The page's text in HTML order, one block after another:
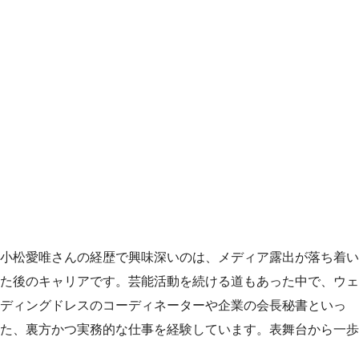
小松愛唯さんの経歴で興味深いのは、メディア露出が落ち着い
た後のキャリアです。芸能活動を続ける道もあった中で、ウェ
ディングドレスのコーディネーターや企業の会長秘書といっ
た、裏方かつ実務的な仕事を経験しています。表舞台から一歩